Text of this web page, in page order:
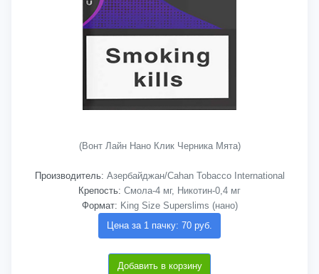
(Вонт Лайн Нано Клик Черника Мята)
Производитель: Азербайджан/Cahan Tobacco International
Крепость: Смола-4 мг, Никотин-0,4 мг
Формат: King Size Superslims (нано)
Цена за 1 пачку: 70 руб.
Добавить в корзину